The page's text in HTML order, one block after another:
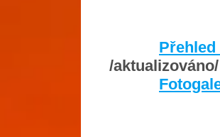
Přehled
/aktualizováno/